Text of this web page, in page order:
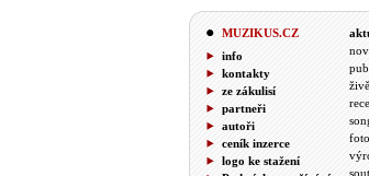
MUZIKUS.CZ
info
kontakty
ze zákulisí
partneři
autoři
ceník inzerce
logo ke stažení
živě